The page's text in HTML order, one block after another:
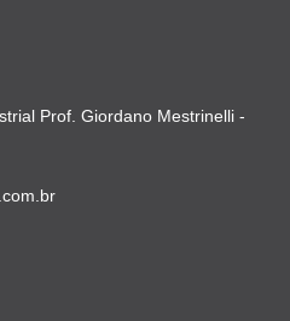
Prof. Giordano Mestrinelli -